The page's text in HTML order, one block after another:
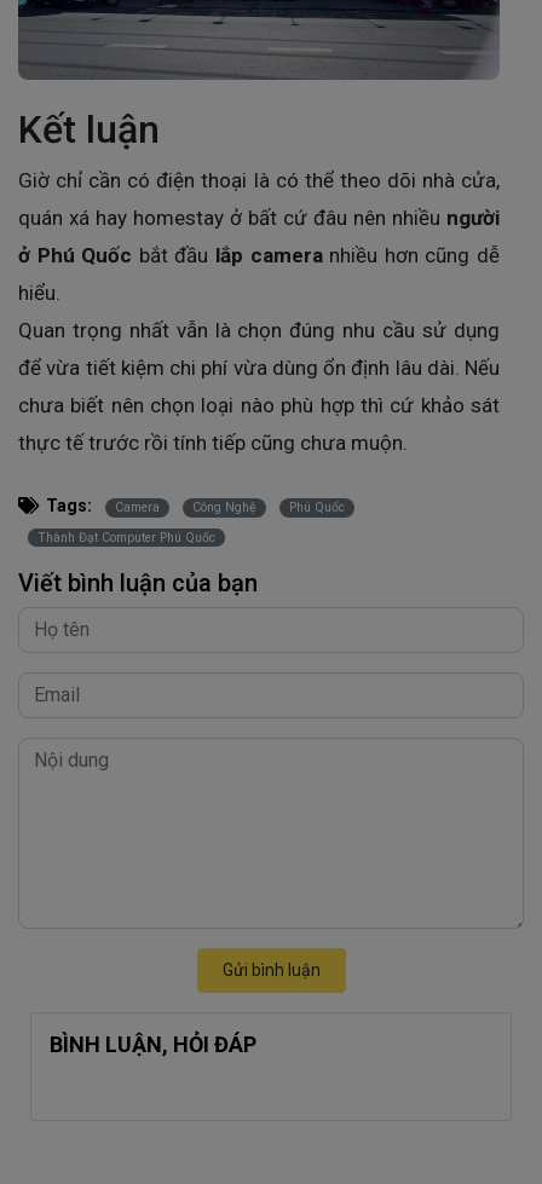
Kết luận
Giờ chỉ cần có điện thoại là có thể theo dõi nhà cửa,
quán xá hay homestay ở bất cứ đâu nên nhiều người
ở Phú Quốc bắt đầu lắp cameranhiều hơn cũng dễ
hiểu.
Quan trọng nhất vẫn là chọn đúng nhu cầu sử dụng
để vừa tiết kiệm chi phí vừa dùng ổn định lâu dài. Nếu
chưa biết nên chọn loại nào phù hợp thì cứ khảo sát
thực tế trước rồi tính tiếp cũng chưa muộn.
Tags: Camera Công Nghệ
Phú Quốc
Thành Đạt Computer Phú Quốc
Viết bình luận của bạn
Gửi bình luận
BÌNH LUẬN, HỎI ĐÁP